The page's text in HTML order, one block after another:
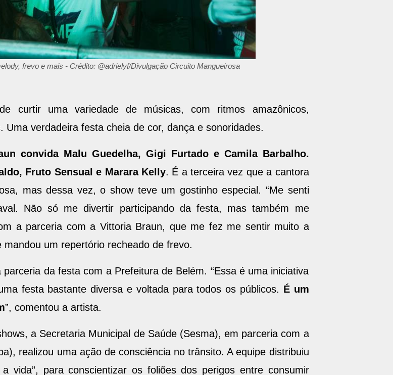
frevo e mais - Crédito: @adrielyf/Divulgação Circuito Mangueirosa
curtir uma variedade de músicas, com ritmos amazônicos,
verdadeira festa cheia de cor, dança e sonoridades.
convida Malu Guedelha, Gigi Furtado e Camila Barbalho.
Fruto Sensual e Marara Kelly. É a terceira vez que a cantora
mas dessa vez, o show teve um gostinho especial. “Me senti
Não só me divertir participando da festa, mas também me
a parceria com a Vittoria Braun, que me fez me sentir muito a
um repertório recheado de frevo.
da festa com a Prefeitura de Belém. “Essa é uma iniciativa
festa bastante diversa e voltada para todos os públicos. É um
”, comentou a artista.
a Secretaria Municipal de Saúde (Sesma), em parceria com a
realizou uma ação de consciência no trânsito. A equipe distribuiu
vida”, para conscientizar os foliões dos perigos entre consumir